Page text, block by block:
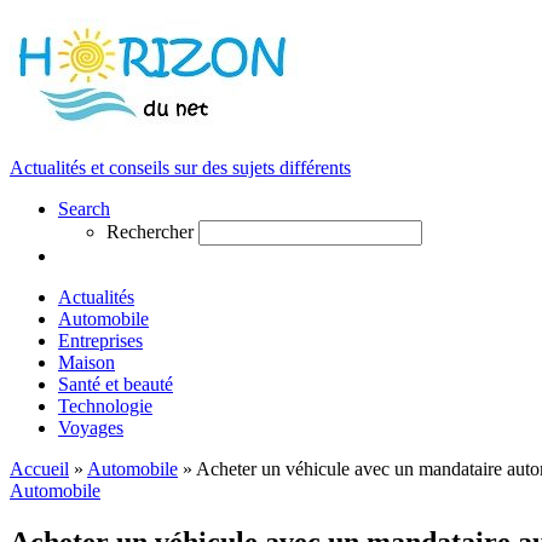
Actualités et conseils sur des sujets différents
Search
Rechercher
Actualités
Automobile
Entreprises
Maison
Santé et beauté
Technologie
Voyages
Accueil » Automobile » Acheter un véhicule avec un mandataire
Automobile